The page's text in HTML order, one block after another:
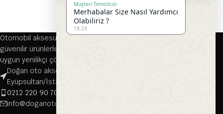
Otomobil aksesuarları alanında 1976 yılından bu yana kaliteli ve
güvenilir ürünlerle hizmet veren firmamız, her türlü aracınıza
uygun yenilikçi çözümler sunmaktadır.
Doğan oto aksesuar, Çırçır, Namık Kemal Cd. 116-118/A, 34070
Eyüpsultan/İstanbul
0212 220 90 70
info@doganotoaksesuar.com
Müşteri Temsilcisi
Merhabalar Size Nasıl Yardımcı
Olabiliriz ?
18:24